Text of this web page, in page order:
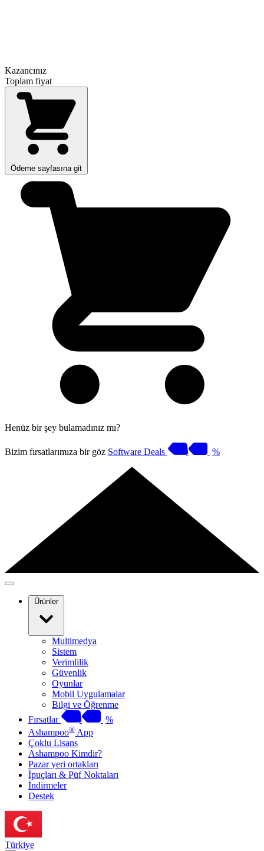
Kazancınız
Toplam fiyat
Ödeme sayfasına git
Henüz bir şey bulamadınız mı?
Bizim fırsatlarımıza bir göz Software Deals %
Ürünler
Multimedya
Sistem
Verimlilik
Güvenlik
Oyunlar
Mobil Uygulamalar
Bilgi ve Öğrenme
Fırsatlar
%
Ashampoo® App
Çoklu Lisans
Ashampoo Kimdir?
Pazar yeri ortakları
İpuçları & Püf Noktaları
İndirmeler
Destek
Türkiye